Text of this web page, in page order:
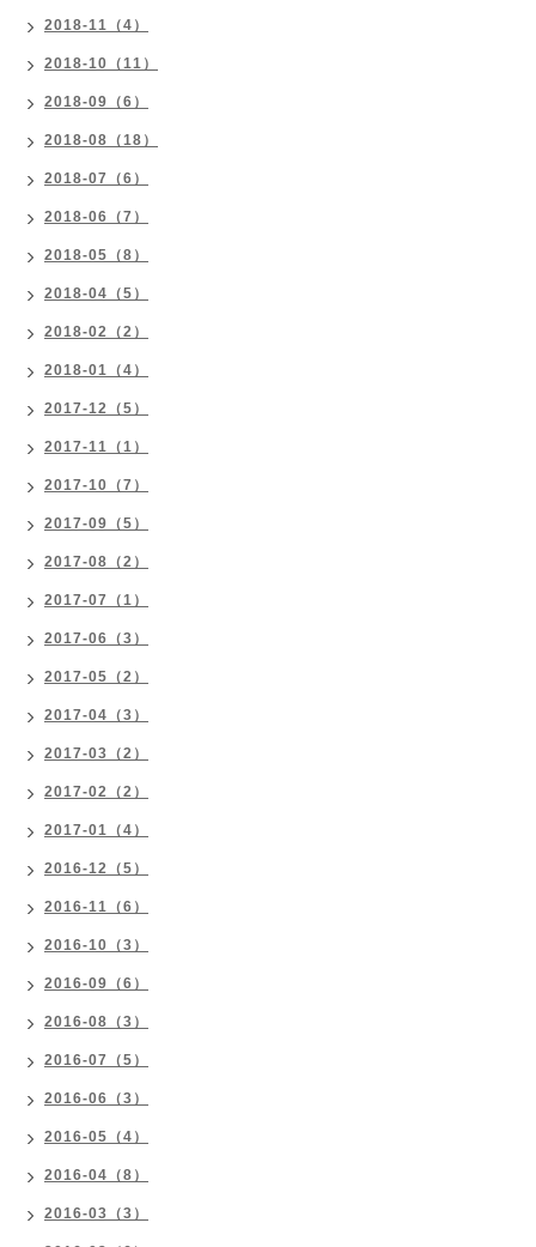
2018-11（4）
2018-10（11）
2018-09（6）
2018-08（18）
2018-07（6）
2018-06（7）
2018-05（8）
2018-04（5）
2018-02（2）
2018-01（4）
2017-12（5）
2017-11（1）
2017-10（7）
2017-09（5）
2017-08（2）
2017-07（1）
2017-06（3）
2017-05（2）
2017-04（3）
2017-03（2）
2017-02（2）
2017-01（4）
2016-12（5）
2016-11（6）
2016-10（3）
2016-09（6）
2016-08（3）
2016-07（5）
2016-06（3）
2016-05（4）
2016-04（8）
2016-03（3）